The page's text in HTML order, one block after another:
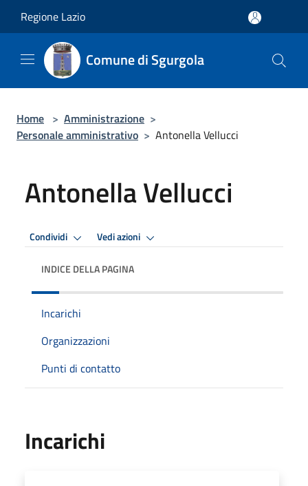
Regione Lazio
Comune di Sgurgola
Home > Amministrazione >
Personale amministrativo > Antonella Vellucci
Antonella Vellucci
Condividi Vedi azioni
INDICE DELLA PAGINA
Incarichi
Organizzazioni
Punti di contatto
Incarichi